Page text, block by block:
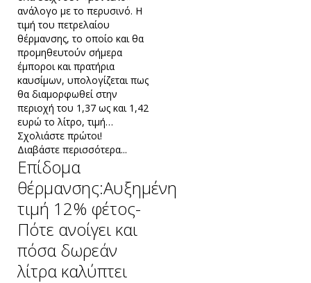
ανάλογο με το περυσινό. Η
τιμή του πετρελαίου
θέρμανσης, το οποίο και θα
προμηθευτούν σήμερα
έμποροι και πρατήρια
καυσίμων, υπολογίζεται πως
θα διαμορφωθεί στην
περιοχή του 1,37 ως και 1,42
ευρώ το λίτρο, τιμή…
Σχολιάστε πρώτοι!
Διαβάστε περισσότερα...
Επίδομα
θέρμανσης:Αυξημένη
τιμή 12% φέτος-
Πότε ανοίγει και
πόσα δωρεάν
λίτρα καλύπτει